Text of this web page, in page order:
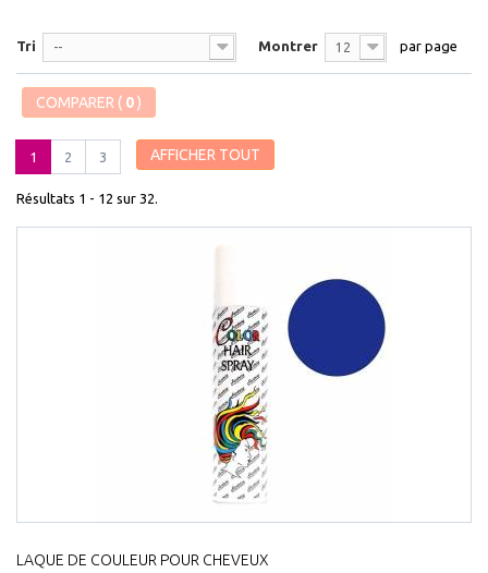
Tri -- Montrer 12 par page
COMPARER ( 0)
AFFICHER TOUT
1 2 3
Résultats 1 - 12 sur 32.
LAQUE DE COULEUR POUR CHEVEUX